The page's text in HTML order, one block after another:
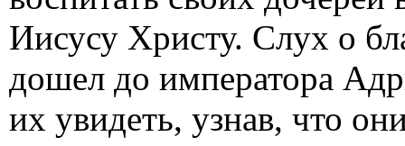
Иисусу Христу. Слух о
дошел до императора
их увидеть, узнав, что